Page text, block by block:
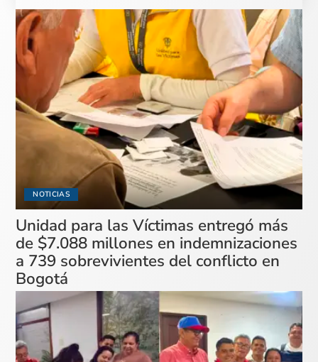
NOTICIAS
Unidad para las Víctimas entregó más
de $7.088 millones en indemnizaciones
a 739 sobrevivientes del conflicto en
Bogotá